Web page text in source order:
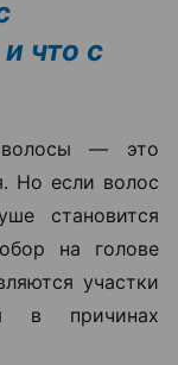
что с
волосы — это
Но если волос
становится
на голове
участки
в причинах